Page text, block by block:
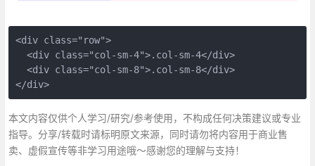
<div class="row">
  <div class="col-sm-4">.col-sm-4</div>
  <div class="col-sm-8">.col-sm-8</div>
</div>
本文内容仅供个人学习/研究/参考使用，不构成任何决策建议或专业
指导。分享/转载时请标明原文来源，同时请勿将内容用于商业售
卖、虚假宣传等非学习用途哦～感谢您的理解与支持！